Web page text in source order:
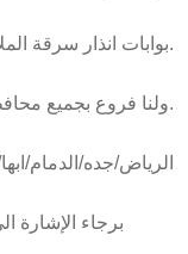
بوابات انذار سرقة الملابس.
ولنا فروع بجميع محافظات المملكة.
الرياض/جده/الدمام/
برجاء الإشارة